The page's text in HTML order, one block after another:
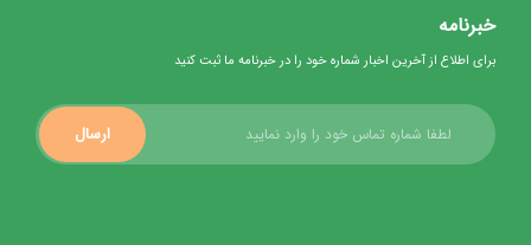
خبرنامه
برای اطلاع از آخرین اخبار شماره خود را در خبرنامه ما ثبت کنید
ارسال